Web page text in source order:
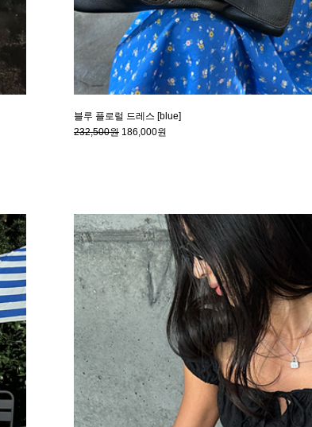
블루 플로럴 드레스 [blue]
232,500원 186,000원